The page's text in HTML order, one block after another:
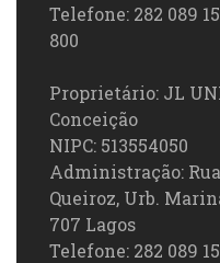
Telefone: 282 089
800
Proprietário: JL
Conceição
NIPC: 513554050
Administração:
Queiroz, Urb.
707 Lagos
Telefone: 282 089